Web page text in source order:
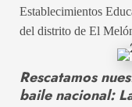
Establecimientos
del distrito de El
Rescatamos
baile nacional: